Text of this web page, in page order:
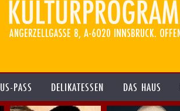
PASS DELIKATESSEN DAS HAUS